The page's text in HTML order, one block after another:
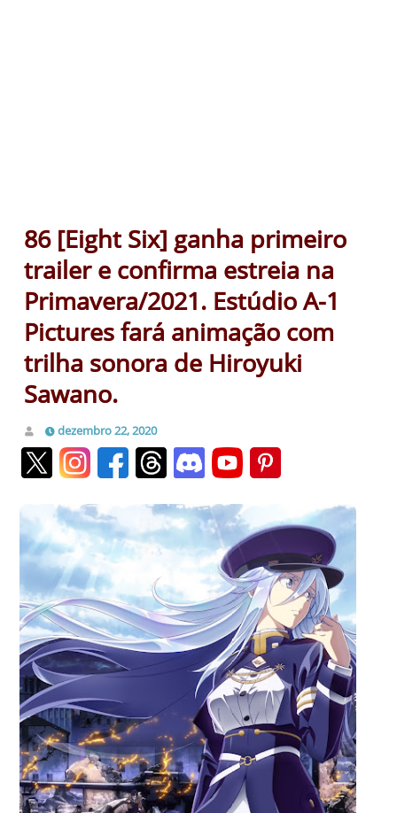
86 [Eight Six] ganha primeiro
trailer e confirma estreia na
Primavera/2021. Estúdio A-1
Pictures fará animação com
trilha sonora de Hiroyuki
Sawano.
dezembro 22, 2020